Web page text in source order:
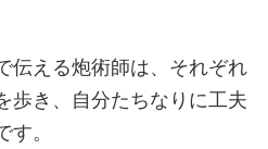
伝える炮術師は、それぞれ
歩き、自分たちなりに工夫
。